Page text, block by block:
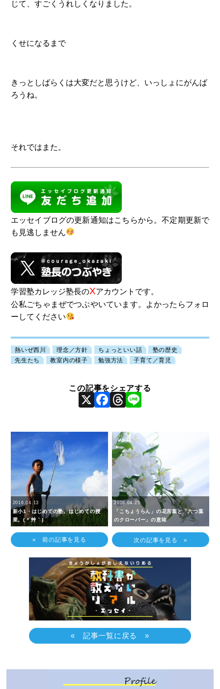
じて、すごくうれしくなりました。
くせになるまで
きっとしばらくは大変だと思うけど、いっしょにがんば
ろうね。
それではまた。
エッセイブログの更新通知はこちらから。不定期更新で
も見逃しません
学習塾カレッジ塾長のXアカウントです。
公私ごちゃまぜでつぶやいています。よかったらフォロ
ーしてください
熱いぜ西川 理念／方針 ちょっといい話
塾の歴史
先生たち
教室内の様子 勉強方法 子育て／育児
X Facebook
Threads
2016.04.13
新小1・はじめての塾。はじめての授
業。( *´艸｀)
« 前の記事を見る
2016.04.25
「こちょうらん」の花言葉と「六つ葉
のクローバー」の意味
次の記事を見る »
« 記事一覧に戻る »